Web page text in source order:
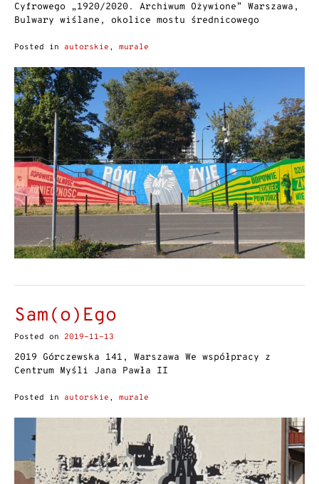
Cyfrowego „1920/2020. Archiwum Ożywione” Warszawa,
Bulwary wiślane, okolice mostu średnicowego
Posted in autorskie , murale
Sam(o)Ego
Posted on 2019-11-13
2019 Górczewska 141, Warszawa We współpracy z
Centrum Myśli Jana Pawła II
Posted in autorskie , murale